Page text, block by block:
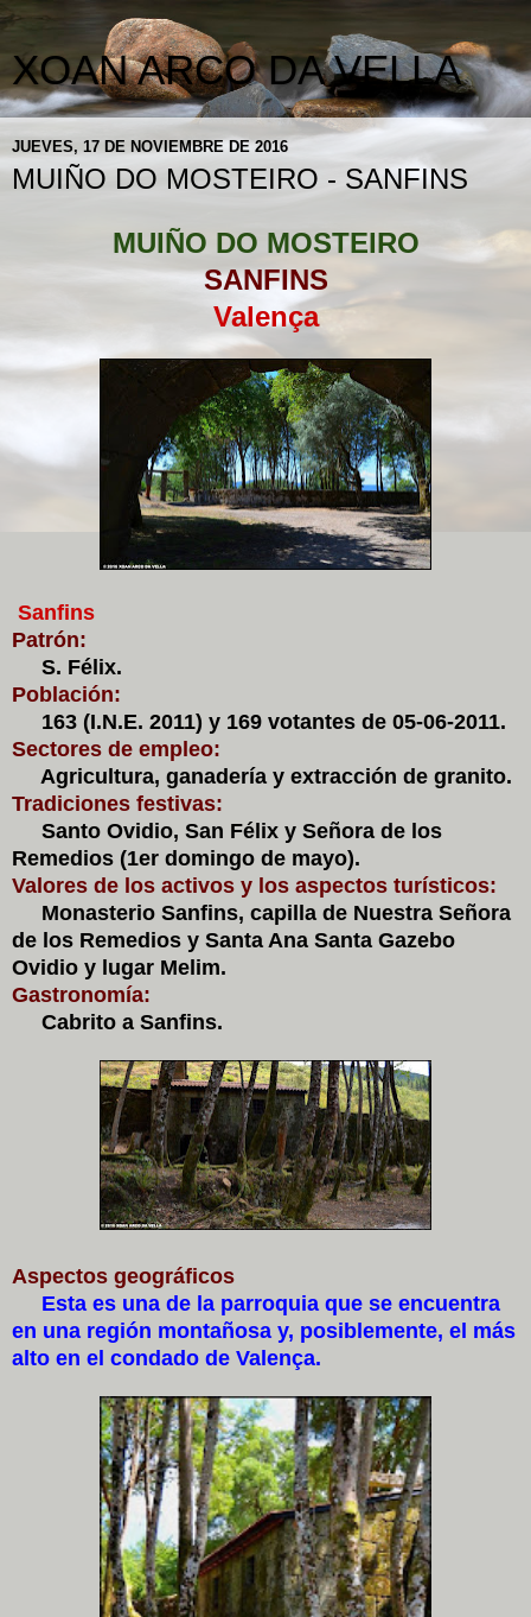
XOAN ARCO DA VELLA
JUEVES, 17 DE NOVIEMBRE DE 2016
MUIÑO DO MOSTEIRO - SANFINS
MUIÑO DO MOSTEIRO
SANFINS
Valença
Sanfins
Patrón:
S. Félix.
Población:
163 (I.N.E. 2011) y 169 votantes de 05-06-2011.
Sectores de empleo:
Agricultura, ganadería y extracción de granito.
Tradiciones festivas:
Santo Ovidio, San Félix y Señora de los
Remedios (1er domingo de mayo).
Valores de los activos y los aspectos turísticos:
Monasterio Sanfins, capilla de Nuestra Señora
de los Remedios y Santa Ana Santa Gazebo
Ovidio y lugar Melim.
Gastronomía:
Cabrito a Sanfins.
Aspectos geográficos
Esta es una de la parroquia que se encuentra
en una región montañosa y, posiblemente, el más
alto en el condado de Valença.